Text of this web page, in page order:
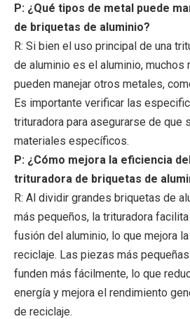
P: ¿Qué tipos de metal puede
de briquetas de aluminio?
R: Si bien el uso principal de una
de aluminio es el aluminio, muchos
pueden manejar otros metales,
Es importante verificar las
trituradora para asegurarse de que
materiales específicos.
P: ¿Cómo mejora la eficiencia
trituradora de briquetas de
R: Al dividir grandes briquetas de
más pequeños, la trituradora
fusión del aluminio, lo que mejora
reciclaje. Las piezas más
funden más fácilmente, lo que
energía y mejora el rendimiento
de reciclaje.